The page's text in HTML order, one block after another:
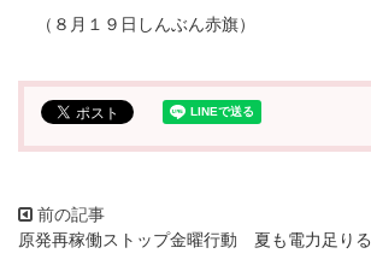
（８月１９日しんぶん赤旗）
原発再稼働ストップ金曜行動 夏も電力足りる